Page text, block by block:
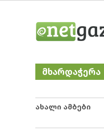
მხარდაჭერა
ახალი ამბები